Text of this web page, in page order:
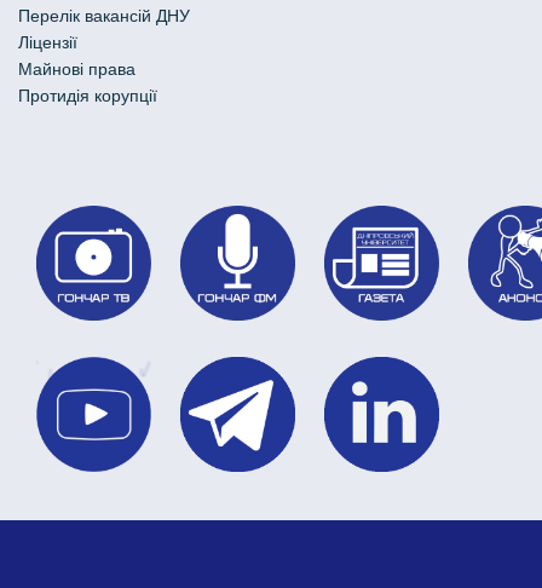
Перелік вакансій ДНУ
Ліцензії
Майнові права
Протидія корупції